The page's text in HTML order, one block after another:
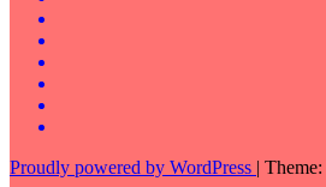
Proudly powered by WordPress | Theme: